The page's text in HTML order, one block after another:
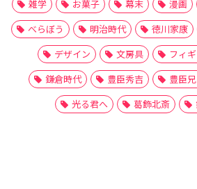
雑学
お菓子 幕末 漫画
べらぼう
明治時代 徳川家康
デザイン
文房具 フィ
鎌倉時代
豊臣秀吉 豊臣兄
光る君へ
葛飾北斎